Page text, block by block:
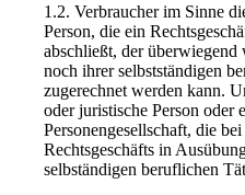
1.2. Verbraucher im Sinne
Person, die ein
abschließt, der
noch ihrer selbstständigen
zugerechnet werden kann.
oder juristische Person oder
Personengesellschaft, die
Rechtsgeschäfts in
selbständigen beruflichen